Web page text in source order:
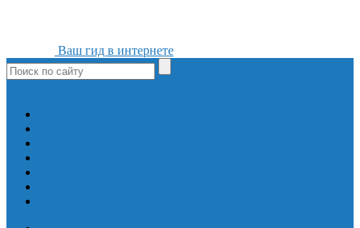
Ваш гид в интернете